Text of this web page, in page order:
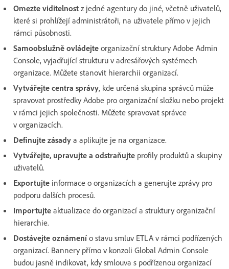
Omezte viditelnost z jedné agentury do jiné, včetně uživatelů,
které si prohlížejí administrátoři, na uživatele přímo v jejich
rámci působnosti.
Samoobslužně ovládejte organizační struktury Adobe Admin
Console, vyjadřující strukturu v adresářových systémech
organizace. Můžete stanovit hierarchii organizací.
Vytvářejte centra správy, kde určená skupina správců může
spravovat prostředky Adobe pro organizační složku nebo projekt
v rámci jejich společnosti. Můžete spravovat správce
v organizacích.
Definujte zásady a aplikujte je na organizace.
Vytvářejte, upravujte a odstraňujte profily produktů a skupiny
uživatelů.
Exportujte informace o organizacích a generujte zprávy pro
podporu dalších procesů.
Importujte aktualizace do organizací a struktury organizační
hierarchie.
Dostávejte oznámenío stavu smluv ETLA v rámci podřízených
organizací. Bannery přímo v konzoli Global Admin Console
budou jasně indikovat, kdy smlouva s podřízenou organizací